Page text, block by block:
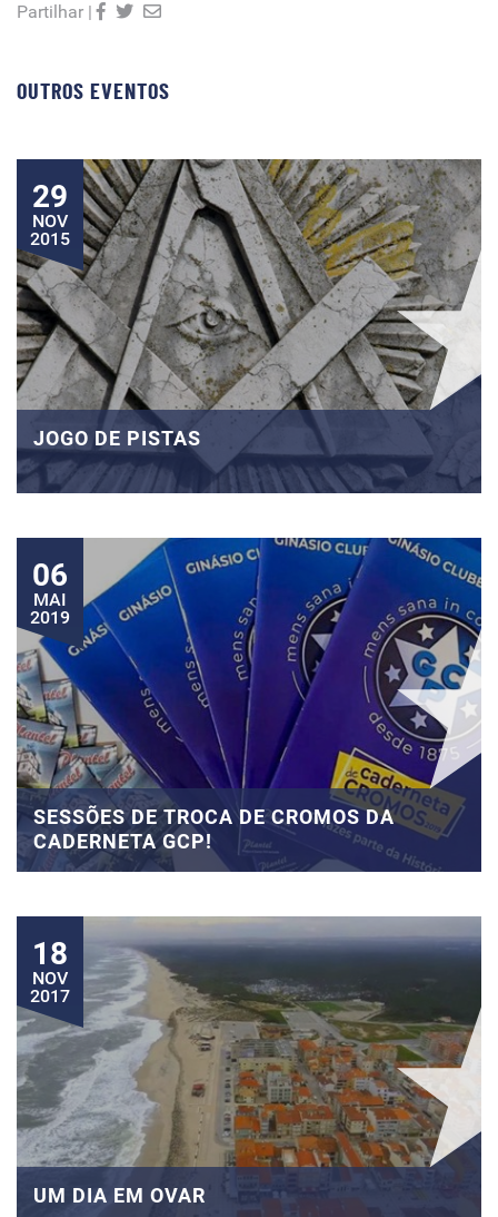
Partilhar |
OUTROS EVENTOS
29
NOV
2015
JOGO DE PISTAS
06
MAI
2019
SESSÕES DE TROCA DE CROMOS DA
CADERNETA GCP!
18
NOV
2017
UM DIA EM OVAR